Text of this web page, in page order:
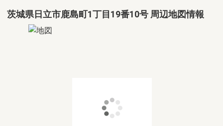
茨城県日立市鹿島町1丁目19番10号 周辺地図情報